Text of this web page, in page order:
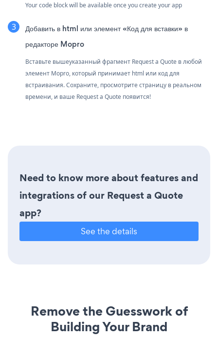
Your code block will be available once you create your app
Добавить в html или элемент «Код для вставки» в
редакторе Mopro
Вставьте вышеуказанный фрагмент Request a Quote в любой
элемент Mopro, который принимает html или код для
встраивания. Сохраните, просмотрите страницу в реальном
времени, и ваше Request a Quote появится!
Need to know more about features and
integrations of our Request a Quote
app?
See the details
Remove the Guesswork of
Building Your Brand